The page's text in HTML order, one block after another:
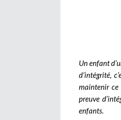
Un enfant
d’intégrité,
maintenir
preuve
enfants.